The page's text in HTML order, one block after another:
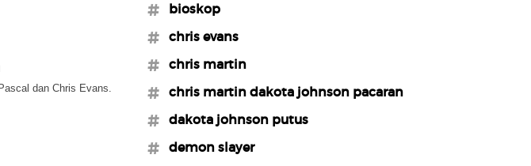
dan Chris Evans.
#bioskop
#chris evans
#chris martin
#chris martin dakota johnson pacaran
#dakota johnson putus
#demon slayer